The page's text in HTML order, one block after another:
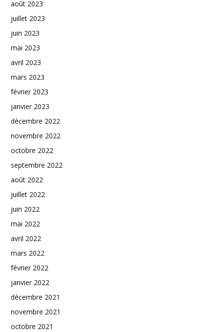
août 2023
juillet 2023
juin 2023
mai 2023
avril 2023
mars 2023
février 2023
janvier 2023
décembre 2022
novembre 2022
octobre 2022
septembre 2022
août 2022
juillet 2022
juin 2022
mai 2022
avril 2022
mars 2022
février 2022
janvier 2022
décembre 2021
novembre 2021
octobre 2021